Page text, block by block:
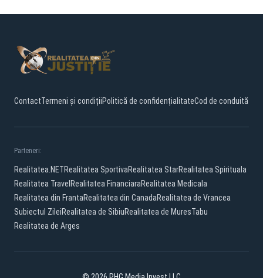
ContactTermeni și condițiiPolitică de confidențialitateCod de conduită
Parteneri:
Realitatea.NETRealitatea SportivaRealitatea StarRealitatea Spirituala
Realitatea Travel Realitatea FinanciaraRealitatea Medicala
Realitatea din FrantaRealitatea din CanadaRealitatea de Vrancea
Subiectul ZileiRealitatea de SibiuRealitatea de MuresTabu
Realitatea de Arges